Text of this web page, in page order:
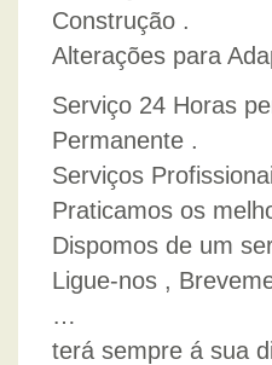
Construção .
Alterações para
Serviço 24 Horas
Permanente .
Serviços
Praticamos os
Dispomos de um
Ligue-nos ,
…
terá sempre á sua